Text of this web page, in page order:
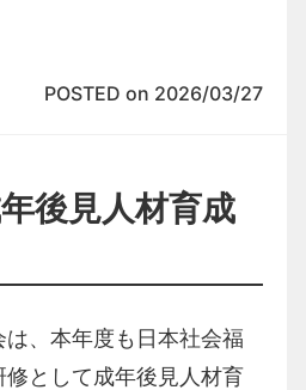
POSTED on 2026/03/27
後見人材育成
、本年度も日本社会福
として成年後見人材育